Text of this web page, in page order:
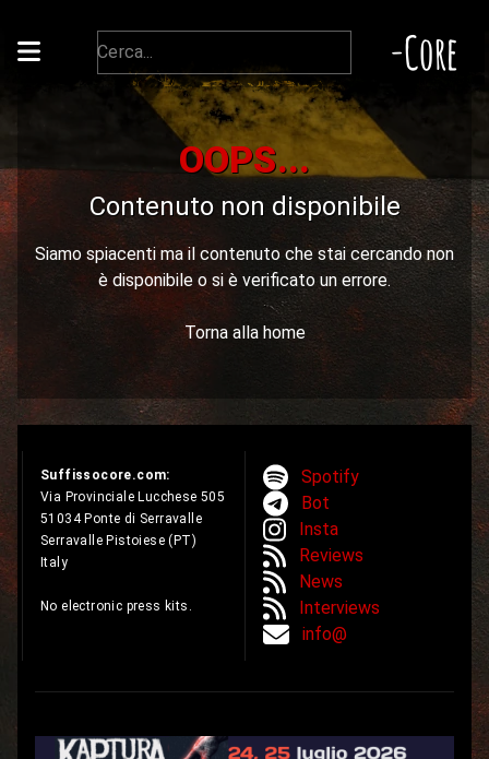
-Core
OOPS...
Contenuto non disponibile
Siamo spiacenti ma il contenuto che stai cercando non
è disponibile o si è verificato un errore.
Torna alla home
Suffissocore.com:
Via Provinciale Lucchese 505
51034 Ponte di Serravalle
Serravalle Pistoiese (PT)
Italy
No electronic press kits.
Spotify
Bot
Insta
Reviews
News
Interviews
info@